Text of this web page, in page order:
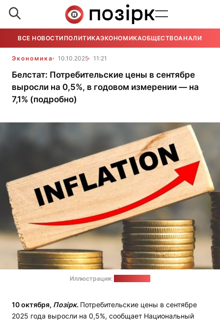
ВСЕ НОВОСТИ ПОЛИТИКАЭКОНОМИКАОБЩЕСТВОАНАЛИТИКА
Экономика 10.10.2025 11:21
Белстат: Потребительские цены в сентябре
выросли на 0,5%, в годовом измерении — на
7,1% (подробно)
Иллюстрация:
10 октября, Позірк. Потребительские цены в сентябре
2025 года выросли на 0,5%, сообщает Национальный